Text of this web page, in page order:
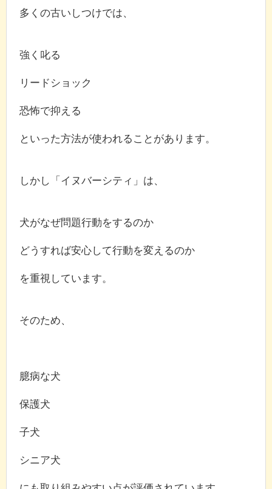
多くの古いしつけでは、
強く叱る
リードショック
恐怖で抑える
といった方法が使われることがあります。
しかし「イヌバーシティ」は、
犬がなぜ問題行動をするのか
どうすれば安心して行動を変えるのか
を重視しています。
そのため、
臆病な犬
保護犬
子犬
シニア犬